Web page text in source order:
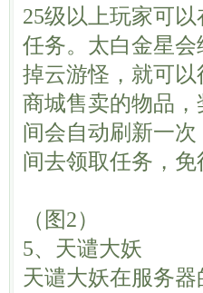
25级以上玩家可
任务。太白金星
掉云游怪，就可
商城售卖的物品
间会自动刷新一
间去领取任务，免
（图2）
5、天谴大妖
天谴大妖在服务